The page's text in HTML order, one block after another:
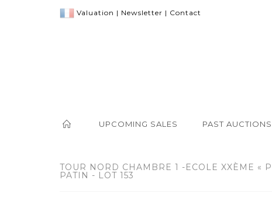
Valuation | Newsletter | Contact
UPCOMING SALES PAST AUCTIONS
TOUR NORD CHAMBRE 1 -ECOLE XXÈME «
PATIN - LOT 153